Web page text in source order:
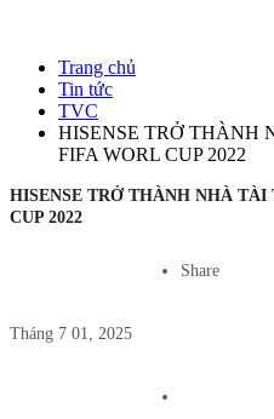
Trang chủ
Tin tức
TVC
HISENSE TRỞ THÀNH
FIFA WORL CUP 2022
HISENSE TRỞ THÀNH NHÀ
CUP 2022
Tháng 7 01, 2025
Share